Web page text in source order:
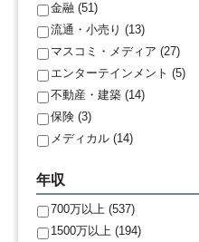
金融 (51)
流通・小売り (13)
マスコミ・メディア (27)
エンターテインメント (5)
不動産・建築 (14)
保険 (3)
メディカル (14)
年収
700万以上 (537)
1500万以上 (194)